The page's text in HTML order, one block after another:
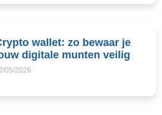
wallet: zo bewaar je
digitale munten veilig
05/2026